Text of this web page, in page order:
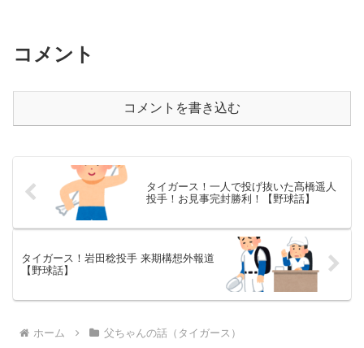
コメント
コメントを書き込む
タイガース！一人で投げ抜いた髙橋遥人
投手！お見事完封勝利！【野球話】
タイガース！岩田稔投手 来期構想外報道
【野球話】
ホーム 父ちゃんの話（タイガース）